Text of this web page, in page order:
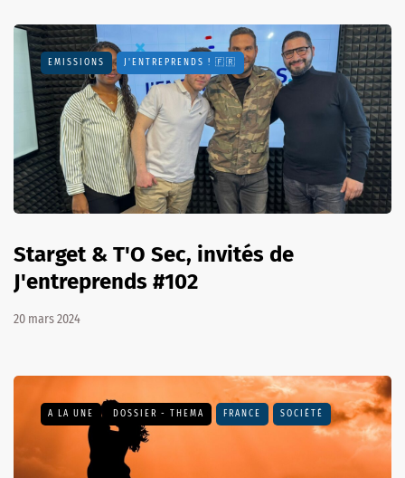
EMISSIONS J'ENTREPRENDS ! 🇫🇷
Starget & T'O Sec, invités de
J'entreprends #102
20 mars 2024
A LA UNE DOSSIER - THEMA FRANCE SOCIÉTÉ